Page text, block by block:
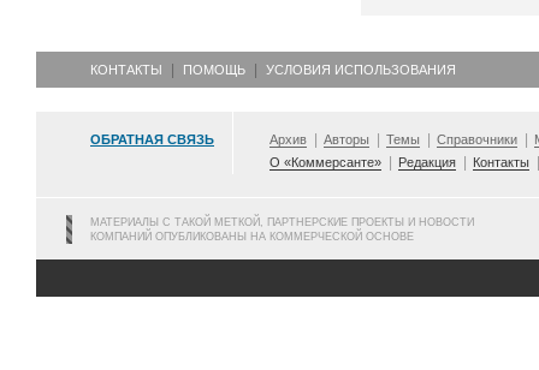
КОНТАКТЫ ПОМОЩЬ УСЛОВИЯ ИСПОЛЬЗОВАНИЯ
ОБРАТНАЯ СВЯЗЬ Архив Авторы Темы Справочники
О «Коммерсанте»
Редакция Контакты
МАТЕРИАЛЫ С ТАКОЙ МЕТКОЙ, ПАРТНЕРСКИЕ ПРОЕКТЫ И НОВОСТИ
КОМПАНИЙ ОПУБЛИКОВАНЫ НА КОММЕРЧЕСКОЙ ОСНОВЕ